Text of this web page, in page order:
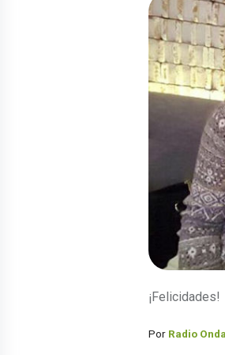
¡Felicidades!
Por Radio